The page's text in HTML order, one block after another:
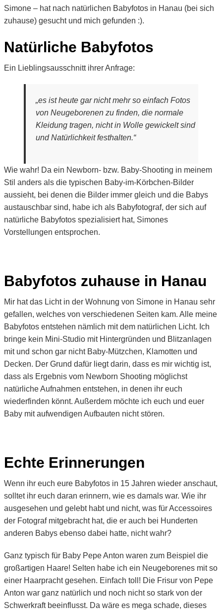
Simone – hat nach natürlichen Babyfotos in Hanau (bei sich
zuhause) gesucht und mich gefunden :).
Natürliche Babyfotos
Ein Lieblingsausschnitt ihrer Anfrage:
„es ist heute gar nicht mehr so einfach Fotos
von Neugeborenen zu finden, die normale
Kleidung tragen, nicht in Wolle gewickelt sind
und Natürlichkeit festhalten.“
Wie wahr! Da ein Newborn- bzw. Baby-Shooting in meinem
Stil anders als die typischen Baby-im-Körbchen-Bilder
aussieht, bei denen die Bilder immer gleich und die Babys
austauschbar sind, habe ich als Babyfotograf, der sich auf
natürliche Babyfotos spezialisiert hat, Simones
Vorstellungen entsprochen.
Babyfotos zuhause in Hanau
Mir hat das Licht in der Wohnung von Simone in Hanau sehr
gefallen, welches von verschiedenen Seiten kam. Alle meine
Babyfotos entstehen nämlich mit dem natürlichen Licht. Ich
bringe kein Mini-Studio mit Hintergründen und Blitzanlagen
mit und schon gar nicht Baby-Mützchen, Klamotten und
Decken. Der Grund dafür liegt darin, dass es mir wichtig ist,
dass als Ergebnis vom Newborn Shooting möglichst
natürliche Aufnahmen entstehen, in denen ihr euch
wiederfinden könnt. Außerdem möchte ich euch und euer
Baby mit aufwendigen Aufbauten nicht stören.
Echte Erinnerungen
Wenn ihr euch eure Babyfotos in 15 Jahren wieder anschaut,
solltet ihr euch daran erinnern, wie es damals war. Wie ihr
ausgesehen und gelebt habt und nicht, was für Accessoires
der Fotograf mitgebracht hat, die er auch bei Hunderten
anderen Babys ebenso dabei hatte, nicht wahr?
Ganz typisch für Baby Pepe Anton waren zum Beispiel die
großartigen Haare! Selten habe ich ein Neugeborenes mit so
einer Haarpracht gesehen. Einfach toll! Die Frisur von Pepe
Anton war ganz natürlich und noch nicht so stark von der
Schwerkraft beeinflusst. Da wäre es mega schade, dieses